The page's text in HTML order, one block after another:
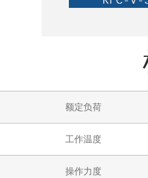
额定负荷
工作温度
操作力度